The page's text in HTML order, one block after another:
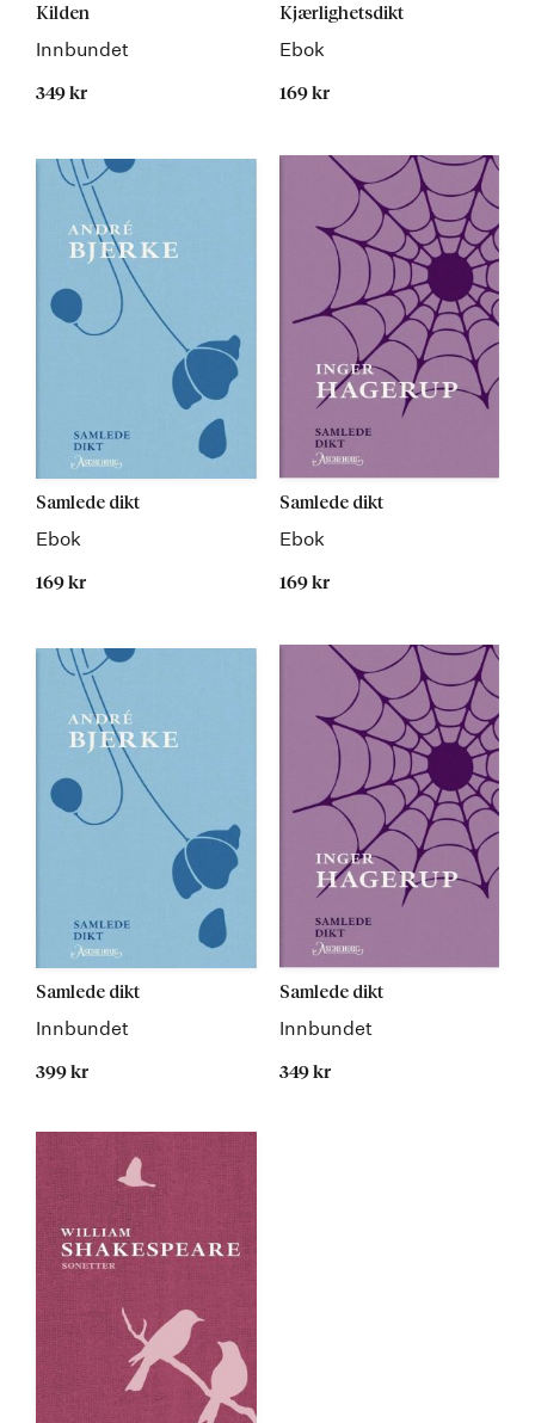
Kilden
Innbundet
349 kr
Kjærlighetsdikt
Ebok
169 kr
Samlede dikt
Ebok
169 kr
Samlede dikt
Ebok
169 kr
Samlede dikt
Innbundet
399 kr
Samlede dikt
Innbundet
349 kr